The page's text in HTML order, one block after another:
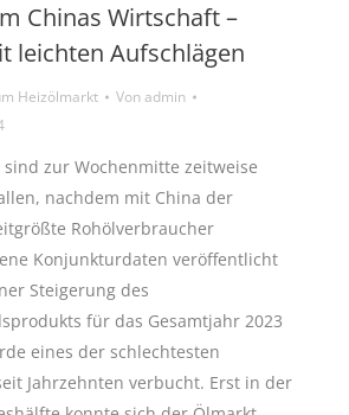
Chinas Wirtschaft –
leichten Aufschlägen
Heizölmarkt Vonadmin
sind zur Wochenmitte zeitweise
nachdem mit China der
Rohölverbraucher
Konjunkturdaten veröffentlicht
Steigerung des
für das Gesamtjahr 2023
eines der schlechtesten
Jahrzehnten verbucht. Erst in der